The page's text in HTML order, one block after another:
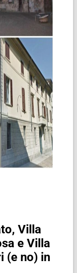
Villa
e Villa
(e no) in